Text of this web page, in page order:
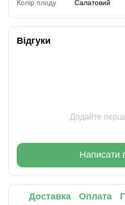
Колір плоду Салатовий
Відгуки
Додайте
Написати
Доставка Оплата